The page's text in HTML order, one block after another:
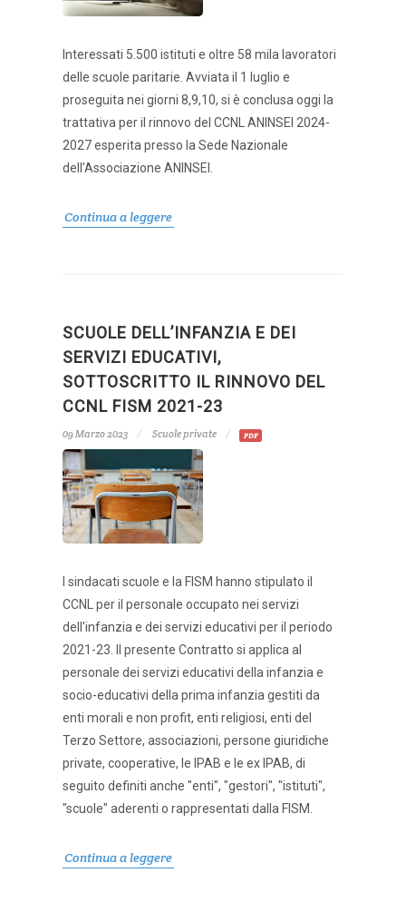
Interessati 5.500 istituti e oltre 58 mila lavoratori
delle scuole paritarie. Avviata il 1 luglio e
proseguita nei giorni 8,9,10, si è conclusa oggi la
trattativa per il rinnovo del CCNL ANINSEI 2024-
2027 esperita presso la Sede Nazionale
dell’Associazione ANINSEI.
Continua a leggere
SCUOLE DELL’INFANZIA E DEI
SERVIZI EDUCATIVI,
SOTTOSCRITTO IL RINNOVO DEL
CCNL FISM 2021-23
09 Marzo 2023 Scuole private PDF
I sindacati scuole e la FISM hanno stipulato il
CCNL per il personale occupato nei servizi
dell'infanzia e dei servizi educativi per il periodo
2021-23. Il presente Contratto si applica al
personale dei servizi educativi della infanzia e
socio-educativi della prima infanzia gestiti da
enti morali e non profit, enti religiosi, enti del
Terzo Settore, associazioni, persone giuridiche
private, cooperative, le IPAB e le ex IPAB, di
seguito definiti anche "enti", "gestori", "istituti",
"scuole" aderenti o rappresentati dalla FISM.
Continua a leggere